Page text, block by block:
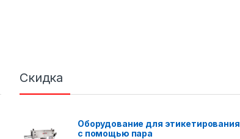
Скидка
Оборудование для этикетирования
с помощью пара